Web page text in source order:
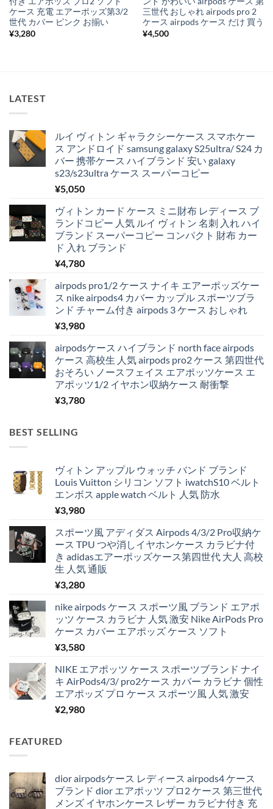
ケース 充電 エアーポッズ第3/2
世代 カバー ピンク お揃い
¥3,280
三世代 おしゃれ airpods pro 2
ケース airpods ケース だけ 買う
¥4,500
LATEST
ルイ ヴィトン ギャラクシーケース スマホケー
ス アンドロイド samsung galaxy S25ultra/ S24 カ
バー 携帯ケース ハイブランド 安い galaxy
s23/s23ultra ケース スーパーコピー
¥5,050
ヴィトン カード ケース ミニ財布 レディース ブ
ランドコピー 人気 ルイ ヴィトン 名刺 入れ ハイ
ブランド スーパーコピー コンパクト 財布 カー
ド 入れ ブランド
¥4,780
airpods pro1/2 ケース ナイキ エアーポッズケー
ス nike airpods4 カバー カップル スポーツブラ
ンド チャーム付き airpods 3 ケース おしゃれ
¥3,980
airpodsケース ハイブランド north face airpods
ケース 高校生 人気 airpods pro2 ケース 第四世代
おそろい ノースフェイス エアポッツケース エ
アポッツ1/2 イヤホン収納ケース 耐衝撃
¥3,780
BEST SELLING
ヴィトン アップル ウォッチ バンド ブランド
Louis Vuitton シリコン ソフト iwatchS10 ベルト
エンボス apple watch ベルト 人気 防水
¥3,980
スポーツ風 アディダス Airpods 4/3/2 Pro収納ケ
ース TPU つや消しイヤホンケース カラビナ付
き adidasエアーポッズケース第四世代 大人 高校
生 人気 通販
¥3,280
nike airpods ケース スポーツ風 ブランド エアポ
ッツ ケース カラビナ 人気 激安 Nike AirPods Pro
ケース カバー エアポッズ ケース ソフト
¥3,580
NIKE エアポッツ ケース スポーツブランド ナイ
キ AirPods4/3/ pro2ケース カバー カラビナ 個性
エアポッズ プロ ケース スポーツ風 人気 激安
¥2,980
FEATURED
dior airpodsケース レディース airpods4 ケース
ブランド dior エアポッツ プロ2 ケース 第三世代
メンズ イヤホンケース レザー カラビナ付き 充